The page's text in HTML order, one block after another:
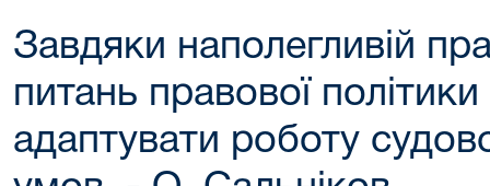
Завдяки наполегливій
питань правової
адаптувати роботу